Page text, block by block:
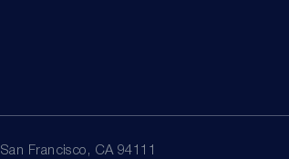
San Francisco, CA 94111